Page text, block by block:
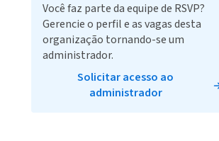
Você faz parte da equipe de RSVP?
Gerencie o perfil e as vagas desta
organização tornando-se um
administrador.
Solicitar acesso ao
administrador